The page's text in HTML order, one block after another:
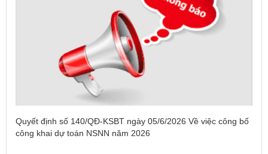
Quyết định số 140/QĐ-KSBT ngày 05/6/2026 Về việc công bố
công khai dự toán NSNN năm 2026
CÁCH LY XÃ HỘI VÀ GIÃN CÁCH XÃ HỘI TÍNH ĐẾN 17H
NGÀY 25/7/2021)